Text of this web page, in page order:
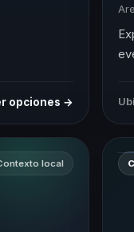
opciones →
local